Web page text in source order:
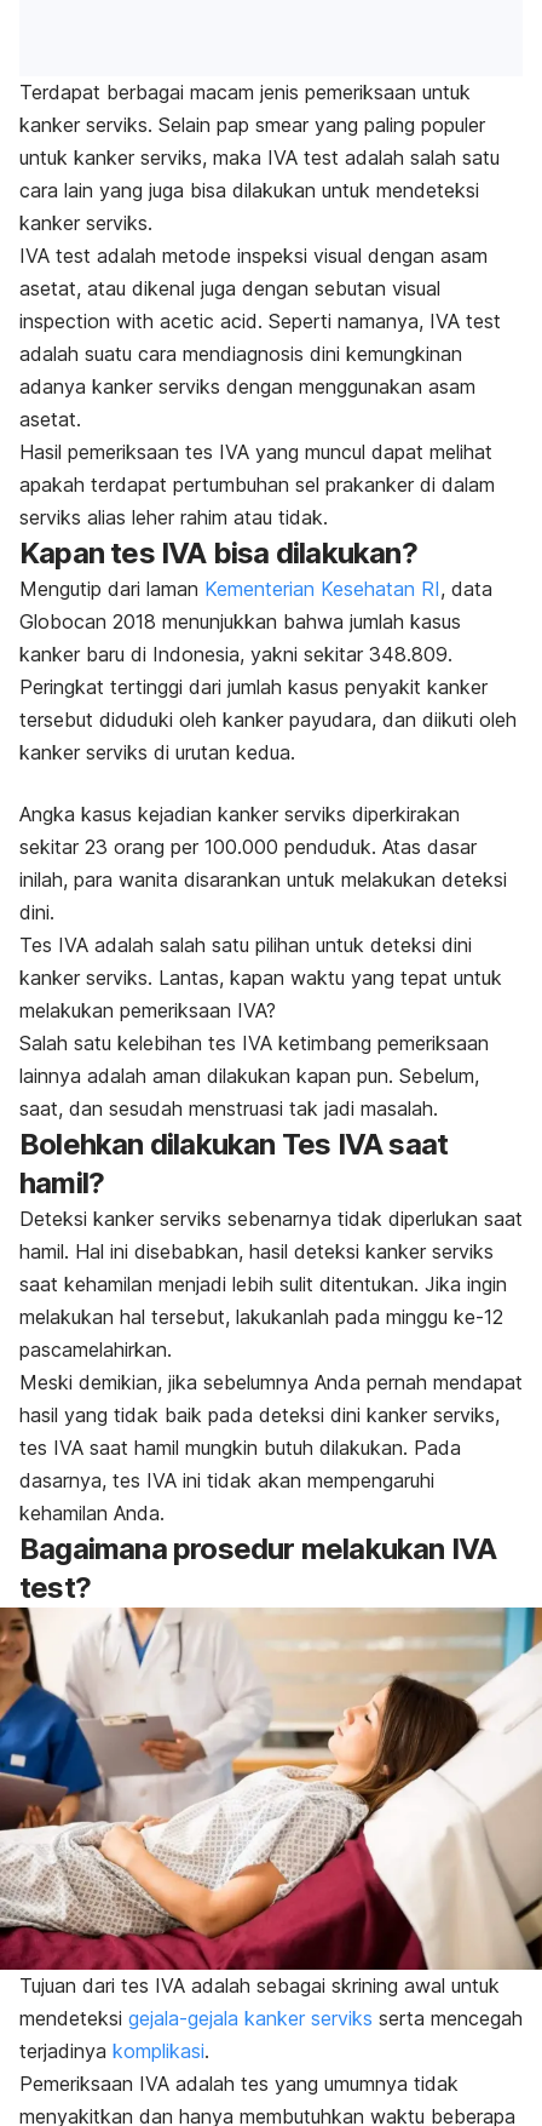
Terdapat berbagai macam jenis pemeriksaan untuk
kanker serviks. Selain pap smear yang paling populer
untuk kanker serviks, maka IVA test adalah salah satu
cara lain yang juga bisa dilakukan untuk mendeteksi
kanker serviks.
IVA test adalah metode inspeksi visual dengan asam
asetat, atau dikenal juga dengan sebutan visual
inspection with acetic acid. Seperti namanya, IVA test
adalah suatu cara mendiagnosis dini kemungkinan
adanya kanker serviks dengan menggunakan asam
asetat.
Hasil pemeriksaan tes IVA yang muncul dapat melihat
apakah terdapat pertumbuhan sel prakanker di dalam
serviks alias leher rahim atau tidak.
Kapan tes IVA bisa dilakukan?
Mengutip dari laman Kementerian Kesehatan RI, data
Globocan 2018 menunjukkan bahwa jumlah kasus
kanker baru di Indonesia, yakni sekitar 348.809.
Peringkat tertinggi dari jumlah kasus penyakit kanker
tersebut diduduki oleh kanker payudara, dan diikuti oleh
kanker serviks di urutan kedua.
Angka kasus kejadian kanker serviks diperkirakan
sekitar 23 orang per 100.000 penduduk. Atas dasar
inilah, para wanita disarankan untuk melakukan deteksi
dini.
Tes IVA adalah salah satu pilihan untuk deteksi dini
kanker serviks. Lantas, kapan waktu yang tepat untuk
melakukan pemeriksaan IVA?
Salah satu kelebihan tes IVA ketimbang pemeriksaan
lainnya adalah aman dilakukan kapan pun. Sebelum,
saat, dan sesudah menstruasi tak jadi masalah.
Bolehkan dilakukan Tes IVA saat
hamil?
Deteksi kanker serviks sebenarnya tidak diperlukan saat
hamil. Hal ini disebabkan, hasil deteksi kanker serviks
saat kehamilan menjadi lebih sulit ditentukan. Jika ingin
melakukan hal tersebut, lakukanlah pada minggu ke-12
pascamelahirkan.
Meski demikian, jika sebelumnya Anda pernah mendapat
hasil yang tidak baik pada deteksi dini kanker serviks,
tes IVA saat hamil mungkin butuh dilakukan. Pada
dasarnya, tes IVA ini tidak akan mempengaruhi
kehamilan Anda.
Bagaimana prosedur melakukan IVA
test?
Tujuan dari tes IVA adalah sebagai skrining awal untuk
mendeteksi gejala-gejala kanker serviks serta mencegah
terjadinya komplikasi.
Pemeriksaan IVA adalah tes yang umumnya tidak
menyakitkan dan hanya membutuhkan waktu beberapa